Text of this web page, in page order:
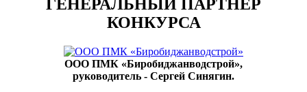
ГЕНЕРАЛЬНЫЙ ПАРТНЁР
КОНКУРСА
ООО ПМК «Биробиджанводстрой»,
руководитель - Сергей Синягин.